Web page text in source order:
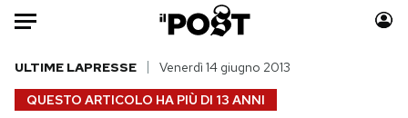
Auto
HOME
QUESTO ARTICOLO HA PIÙ DI 13 ANNI
ULTIME LAPRESSE Venerdì 14 giugno 2013